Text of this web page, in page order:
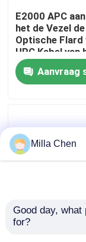
Fabrieksreis
Contacteer
Gevallen
E2000 APC
het de Vezel de
Optische Flard
UPC Kabel van
Koord
Simplex
Stootbord
Aanvraag
LC/APC Koord
Milla Chen
Good day,
for?